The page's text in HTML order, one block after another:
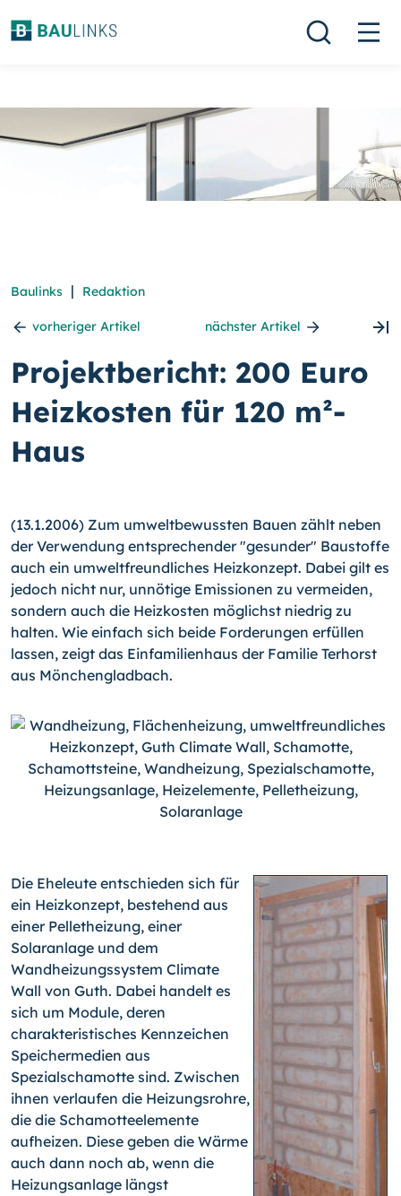
Baulinks | Redaktion
vorheriger Artikel nächster Artikel
Projektbericht: 200 Euro
Heizkosten für 120 m²-
Haus
(13.1.2006) Zum umweltbewussten Bauen zählt neben
der Verwendung entsprechender "gesunder" Baustoffe
auch ein umweltfreundliches Heizkonzept. Dabei gilt es
jedoch nicht nur, unnötige Emissionen zu vermeiden,
sondern auch die Heizkosten möglichst niedrig zu
halten. Wie einfach sich beide Forderungen erfüllen
lassen, zeigt das Einfamilienhaus der Familie Terhorst
aus Mönchengladbach.
Die Eheleute entschieden sich für
ein Heizkonzept, bestehend aus
einer Pelletheizung, einer
Solaranlage und dem
Wandheizungssystem Climate
Wall von Guth. Dabei handelt es
sich um Module, deren
charakteristisches Kennzeichen
Speichermedien aus
Spezialschamotte sind. Zwischen
ihnen verlaufen die Heizungsrohre,
die die Schamotteelemente
aufheizen. Diese geben die Wärme
auch dann noch ab, wenn die
Heizungsanlage längst